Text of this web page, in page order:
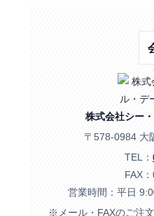
株式会社シー
〒578-0984 大
TEL：
FAX
営業時間：平日
※メール・FAXのご注